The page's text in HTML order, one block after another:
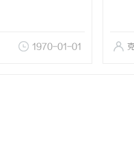
1970-01-01